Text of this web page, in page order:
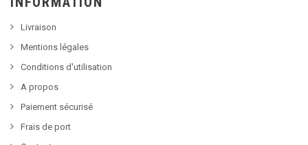
Livraison
Mentions légales
Conditions d'utilisation
A propos
Paiement sécurisé
Frais de port